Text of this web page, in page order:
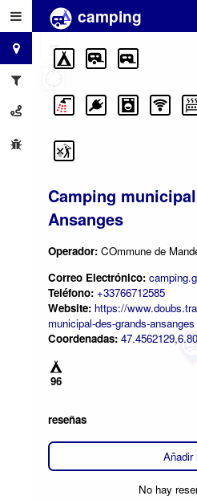
camping
Camping
Ansanges
Operador: COmmune de
Correo Electrónico:
Teléfono: +33766712585
Website: https://
municipal-des-grands-ansanges
Coordenadas:
96
reseñas
Añadir
No hay
+
−